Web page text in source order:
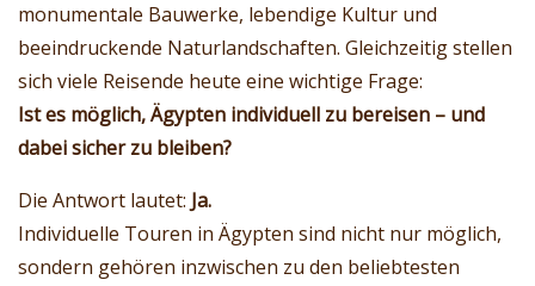
monumentale Bauwerke, lebendige Kultur und
beeindruckende Naturlandschaften. Gleichzeitig stellen
sich viele Reisende heute eine wichtige Frage:
Ist es möglich, Ägypten individuell zu bereisen – und
dabei sicher zu bleiben?
Die Antwort lautet: Ja.
Individuelle Touren in Ägypten sind nicht nur möglich,
sondern gehören inzwischen zu den beliebtesten